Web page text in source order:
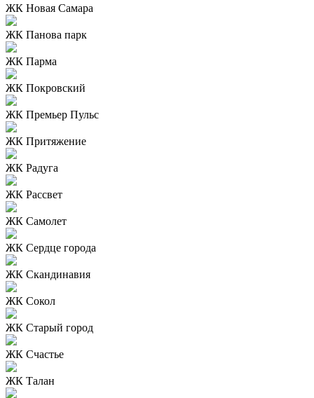
ЖК Новая Самара
ЖК Панова парк
ЖК Парма
ЖК Покровский
ЖК Премьер Пульс
ЖК Притяжение
ЖК Радуга
ЖК Рассвет
ЖК Самолет
ЖК Сердце города
ЖК Скандинавия
ЖК Сокол
ЖК Старый город
ЖК Счастье
ЖК Талан